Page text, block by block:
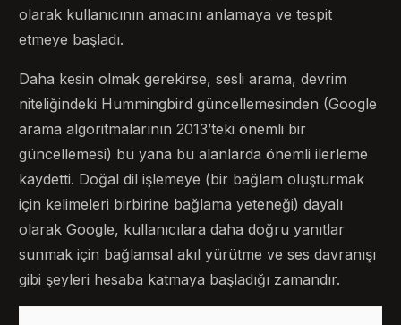
olarak kullanıcının amacını anlamaya ve tespit
etmeye başladı.
Daha kesin olmak gerekirse, sesli arama, devrim
niteliğindeki Hummingbird güncellemesinden (Google
arama algoritmalarının 2013’teki önemli bir
güncellemesi) bu yana bu alanlarda önemli ilerleme
kaydetti. Doğal dil işlemeye (bir bağlam oluşturmak
için kelimeleri birbirine bağlama yeteneği) dayalı
olarak Google, kullanıcılara daha doğru yanıtlar
sunmak için bağlamsal akıl yürütme ve ses davranışı
gibi şeyleri hesaba katmaya başladığı zamandır.